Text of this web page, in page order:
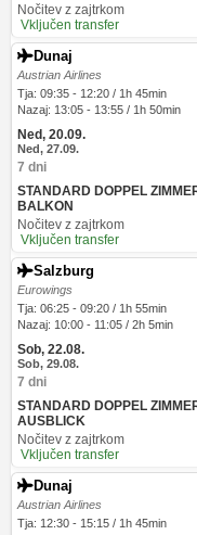
Nočitev z zajtrkom
Vključen transfer
Dunaj
Austrian Airlines
Tja: 09:35 - 12:20 / 1h 45min
Nazaj: 13:05 - 13:55 / 1h 50min
Ned, 20.09.
Ned, 27.09.
7 dni
STANDARD DOPPEL
BALKON
Nočitev z zajtrkom
Vključen transfer
Salzburg
Eurowings
Tja: 06:25 - 09:20 / 1h 55min
Nazaj: 10:00 - 11:05 / 2h 5min
Sob, 22.08.
Sob, 29.08.
7 dni
STANDARD DOPPEL
AUSBLICK
Nočitev z zajtrkom
Vključen transfer
Dunaj
Austrian Airlines
Tja: 12:30 - 15:15 / 1h 45min